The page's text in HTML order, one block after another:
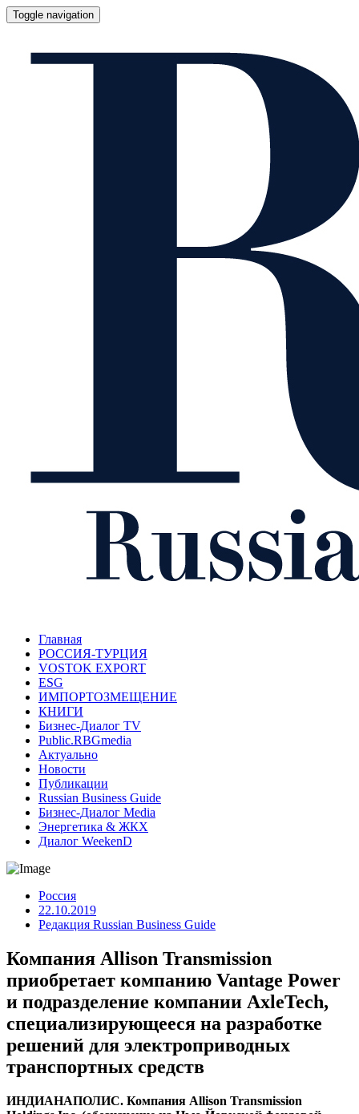
Toggle navigation
Главная
РОССИЯ-ТУРЦИЯ
VOSTOK EXPORT
ESG
ИМПОРТОЗМЕЩЕНИЕ
КНИГИ
Бизнес-Диалог TV
Public.RBGmedia
Актуально
Новости
Публикации
Russian Business Guide
Бизнес-Диалог Media
Энергетика & ЖКХ
Диалог WeekenD
Россия
22.10.2019
Редакция Russian Business Guide
Компания Allison Transmission
приобретает компанию Vantage Power
и подразделение компании AxleTech,
специализирующееся на разработке
решений для электроприводных
транспортных средств
ИНДИАНАПОЛИС. Компания Allison Transmission